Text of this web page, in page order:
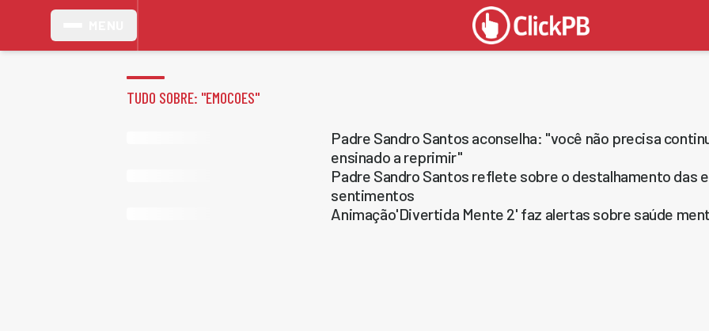
TUDO SOBRE: "EMOCOES"
Padre Sandro Santos aconselha: "você não precisa
ensinado a reprimir"
Padre Sandro Santos reflete sobre o destalhamento das
sentimentos
Animação'Divertida Mente 2' faz alertas sobre saúde